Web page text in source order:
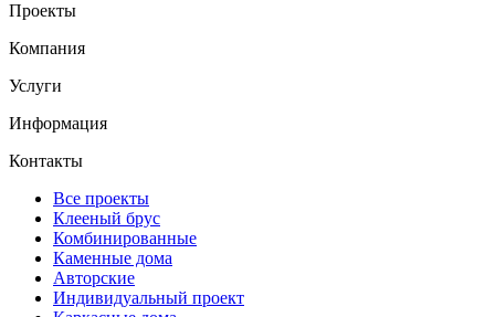
Проекты
Компания
Услуги
Информация
Контакты
Все проекты
Клееный брус
Комбинированные
Каменные дома
Авторские
Индивидуальный проект